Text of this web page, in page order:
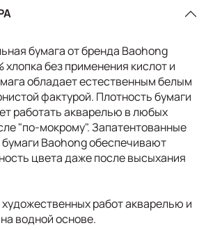
бумага от бренда Baohong
хлопка без применения кислот и
обладает естественным белым
фактурой. Плотность бумаги
работать акварелью в любых
"по-мокрому". Запатентованные
Baohong обеспечивают
цвета даже после высыхания
работ акварелью и
водной основе.